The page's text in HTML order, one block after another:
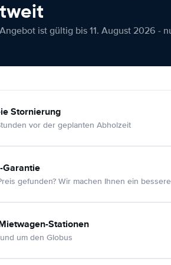
ist gültig bis 11. August 2026 -
Stornierung
vor der geplanten Abholzeit
Garantie
gefunden? Wir machen Ihnen ein
Stationen
um den Globus